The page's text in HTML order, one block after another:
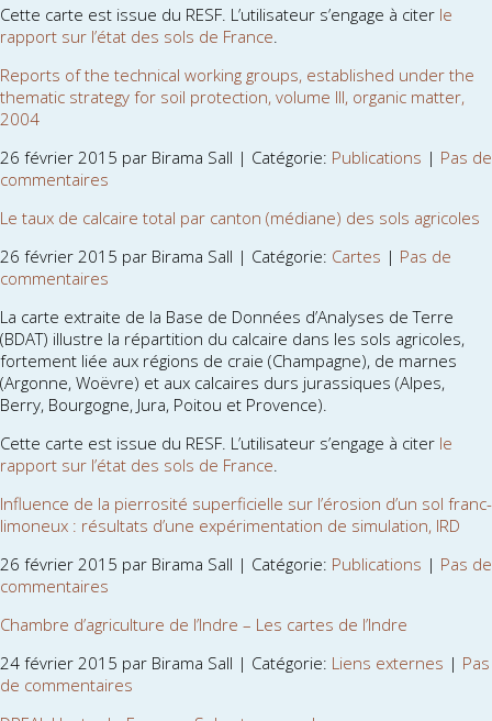
Cette carte est issue du RESF. L’utilisateur s’engage à citer le
rapport sur l’état des sols de France.
Reports of the technical working groups, established under the
thematic strategy for soil protection, volume III, organic matter,
2004
26 février 2015 par Birama Sall | Catégorie: Publications | Pas de
commentaires
Le taux de calcaire total par canton (médiane) des sols agricoles
26 février 2015 par Birama Sall | Catégorie: Cartes | Pas de
commentaires
La carte extraite de la Base de Données d’Analyses de Terre
(BDAT) illustre la répartition du calcaire dans les sols agricoles,
fortement liée aux régions de craie (Champagne), de marnes
(Argonne, Woëvre) et aux calcaires durs jurassiques (Alpes,
Berry, Bourgogne, Jura, Poitou et Provence).
Cette carte est issue du RESF. L’utilisateur s’engage à citer le
rapport sur l’état des sols de France.
Influence de la pierrosité superficielle sur l’érosion d’un sol franc-
limoneux : résultats d’une expérimentation de simulation, IRD
26 février 2015 par Birama Sall | Catégorie: Publications | Pas de
commentaires
Chambre d’agriculture de l’Indre – Les cartes de l’Indre
24 février 2015 par Birama Sall | Catégorie: Liens externes | Pas
de commentaires